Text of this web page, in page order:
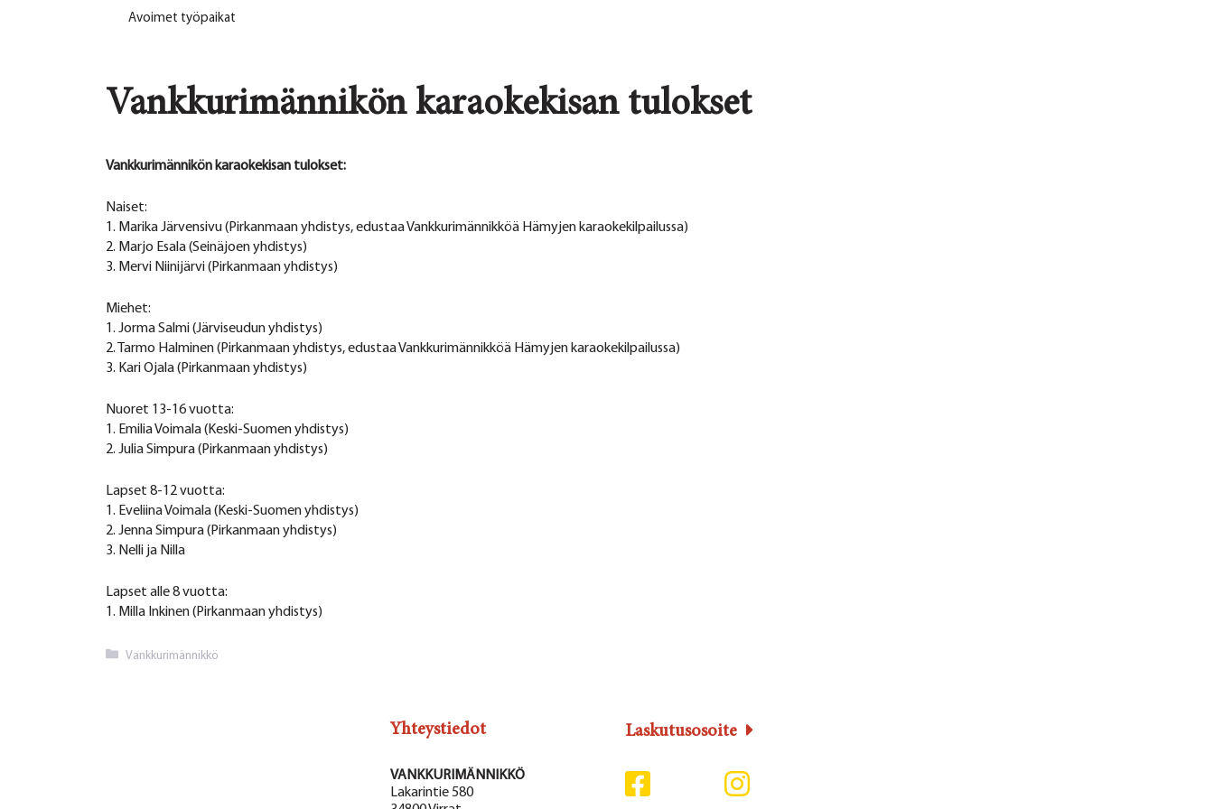
Avoimet työpaikat
Vankkurimännikön karaokekisan tulokset
Vankkurimännikön karaokekisan tulokset:
Naiset:
1. Marika Järvensivu (Pirkanmaan yhdistys, edustaa Vankkurimännikköä Hämyjen karaokekilpailussa)
2. Marjo Esala (Seinäjoen yhdistys)
3. Mervi Niinijärvi (Pirkanmaan yhdistys)
Miehet:
1. Jorma Salmi (Järviseudun yhdistys)
2. Tarmo Halminen (Pirkanmaan yhdistys, edustaa Vankkurimännikköä Hämyjen karaokekilpailussa)
3. Kari Ojala (Pirkanmaan yhdistys)
Nuoret 13-16 vuotta:
1. Emilia Voimala (Keski-Suomen yhdistys)
2. Julia Simpura (Pirkanmaan yhdistys)
Lapset 8-12 vuotta:
1. Eveliina Voimala (Keski-Suomen yhdistys)
2. Jenna Simpura (Pirkanmaan yhdistys)
3. Nelli ja Nilla
Lapset alle 8 vuotta:
1. Milla Inkinen (Pirkanmaan yhdistys)
Kategoriat
Vankkurimännikkö
Yhteystiedot
VANKKURIMÄNNIKKÖ
Lakarintie 580
Laskutusosoite